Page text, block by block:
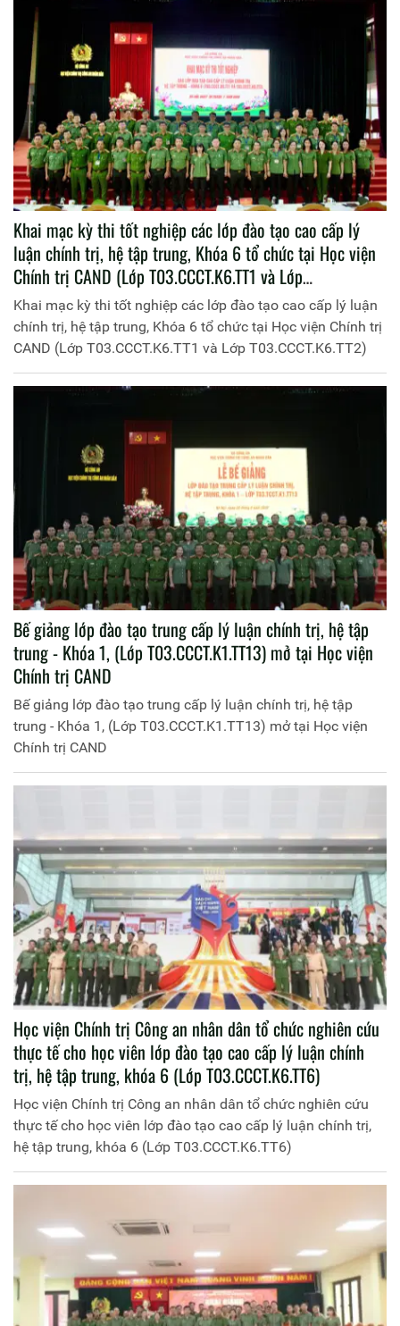
Khai mạc kỳ thi tốt nghiệp các lớp đào tạo cao cấp lý
luận chính trị, hệ tập trung, Khóa 6 tổ chức tại Học viện
Chính trị CAND (Lớp T03.CCCT.K6.TT1 và Lớp
T03.CCCT.K6.TT2)
Khai mạc kỳ thi tốt nghiệp các lớp đào tạo cao cấp lý luận
chính trị, hệ tập trung, Khóa 6 tổ chức tại Học viện Chính trị
CAND (Lớp T03.CCCT.K6.TT1 và Lớp T03.CCCT.K6.TT2)
Bế giảng lớp đào tạo trung cấp lý luận chính trị, hệ tập
trung - Khóa 1, (Lớp T03.CCCT.K1.TT13) mở tại Học viện
Chính trị CAND
Bế giảng lớp đào tạo trung cấp lý luận chính trị, hệ tập
trung - Khóa 1, (Lớp T03.CCCT.K1.TT13) mở tại Học viện
Chính trị CAND
Học viện Chính trị Công an nhân dân tổ chức nghiên cứu
thực tế cho học viên lớp đào tạo cao cấp lý luận chính
trị, hệ tập trung, khóa 6 (Lớp T03.CCCT.K6.TT6)
Học viện Chính trị Công an nhân dân tổ chức nghiên cứu
thực tế cho học viên lớp đào tạo cao cấp lý luận chính trị,
hệ tập trung, khóa 6 (Lớp T03.CCCT.K6.TT6)